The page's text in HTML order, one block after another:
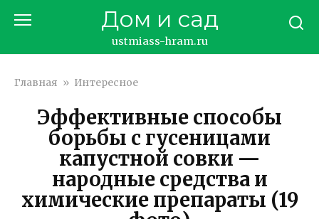
Дом и сад
ustmiass-hram.ru
Главная » Интересное
Эффективные способы
борьбы с гусеницами
капустной совки —
народные средства и
химические препараты (19